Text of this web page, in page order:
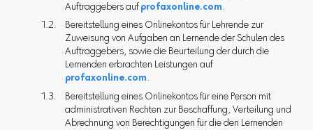
Auftraggebers auf profaxonline.com.
Bereitstellung eines Onlinekontos für Lehrende zur
Zuweisung von Aufgaben an Lernende der Schulen des
Auftraggebers, sowie die Beurteilung der durch die
Lernenden erbrachten Leistungen auf
profaxonline.com.
Bereitstellung eines Onlinekontos für eine Person mit
administrativen Rechten zur Beschaffung, Verteilung und
Abrechnung von Berechtigungen für die den Lernenden